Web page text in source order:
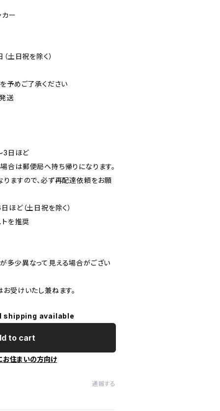
カー
土日祝を除く）
予めご了承ください
送
3日ほど
合は郵便局へ持ち帰りになります。
ますので、必ず再配達依頼をお願
ど（土日祝を除く）
トを推奨
多少異なって見える場合がござい
受けいたし兼ねます。
shipping available
to cart
お住まいの方向け
通報する